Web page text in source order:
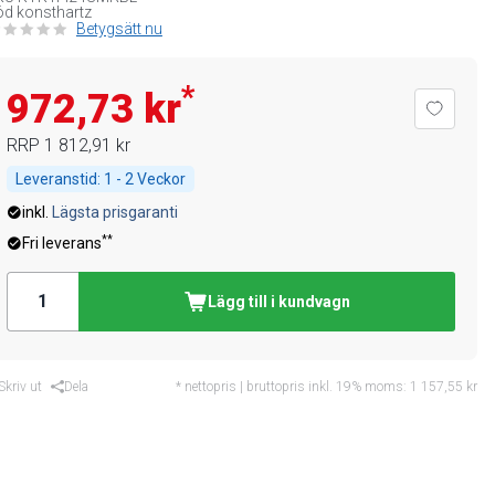
konsthartz
Betygsätt nu
972,73 kr*
RRP 1 812,91 kr
Leveranstid: 1 - 2 Veckor
inkl.
Lägsta prisgaranti
Fri leverans**
Lägg till i kundvagn
ut Dela * nettopris | bruttopris inkl. 19% moms: 1 157,55 kr